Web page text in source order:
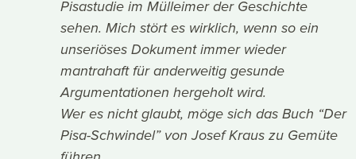
Pisastudie im Mülleimer der Geschichte
sehen. Mich stört es wirklich, wenn so ein
unseriöses Dokument immer wieder
mantrahaft für anderweitig gesunde
Argumentationen hergeholt wird.
Wer es nicht glaubt, möge sich das Buch “Der
Pisa-Schwindel” von Josef Kraus zu Gemüte